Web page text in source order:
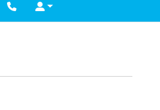
KontaktPrijava